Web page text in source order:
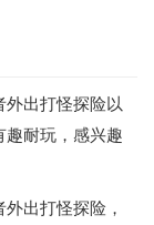
出打怪探险以
趣耐玩，感兴趣
出打怪探险，